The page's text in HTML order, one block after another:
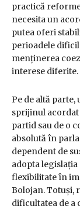
practică
necesita un
putea oferi
perioadele
menținerea
interese diferite.
Pe de altă
sprijinul
partid sau de o
absolută în
dependent de
adopta
flexibilitate în
Bolojan. Totuși,
dificultatea de a